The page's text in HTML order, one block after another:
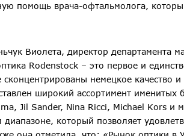
помощь врача-офтальмолога,
Виолета, директор департамента
Rodenstock – это первое и
сконцентрированы немецкое качество
широкий ассортимент именитых
Jil Sander, Nina Ricci, Michael Kors
который позволяет